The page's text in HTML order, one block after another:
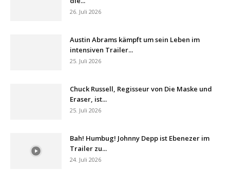
26. Juli 2026
Austin Abrams kämpft um sein Leben im
intensiven Trailer...
25. Juli 2026
Chuck Russell, Regisseur von Die Maske und
Eraser, ist...
25. Juli 2026
Bah! Humbug! Johnny Depp ist Ebenezer im
Trailer zu...
24. Juli 2026